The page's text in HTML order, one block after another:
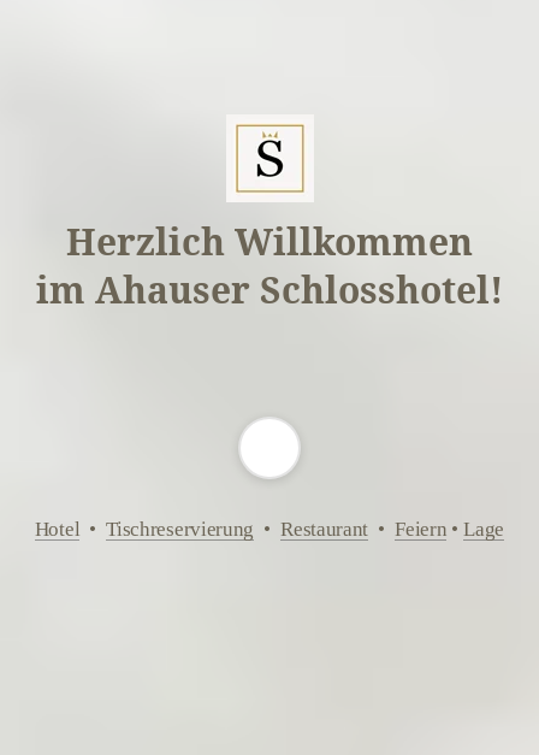
Herzlich Willkommen
im Ahauser Schlosshotel!
Hotel • Tischreservierung • Restaurant • Feiern • Lage